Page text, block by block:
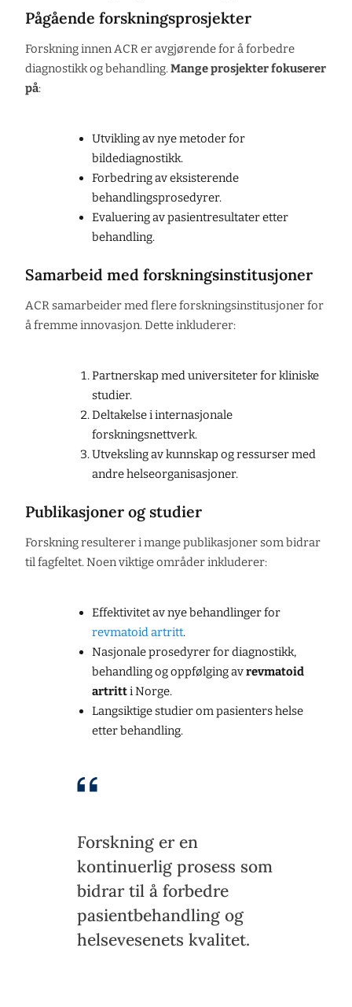
Pågående forskningsprosjekter
Forskning innen ACR er avgjørende for å forbedre
diagnostikk og behandling.Mange prosjekter fokuserer
på:
Utvikling av nye metoder for
bildediagnostikk.
Forbedring av eksisterende
behandlingsprosedyrer.
Evaluering av pasientresultater etter
behandling.
Samarbeid med forskningsinstitusjoner
ACR samarbeider med flere forskningsinstitusjoner for
å fremme innovasjon. Dette inkluderer:
Partnerskap med universiteter for kliniske
studier.
Deltakelse i internasjonale
forskningsnettverk.
Utveksling av kunnskap og ressurser med
andre helseorganisasjoner.
Publikasjoner og studier
Forskning resulterer i mange publikasjoner som bidrar
til fagfeltet. Noen viktige områder inkluderer:
Effektivitet av nye behandlinger for
revmatoid artritt.
Nasjonale prosedyrer for diagnostikk,
behandling og oppfølging avrevmatoid
artritti Norge.
Langsiktige studier om pasienters helse
etter behandling.
Forskning er en
kontinuerlig prosess som
bidrar til å forbedre
pasientbehandling og
helsevesenets kvalitet.